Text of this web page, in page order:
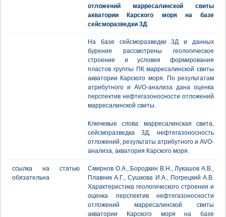
отложений марресалинской свиты
акватории Карского моря на базе
сейсморазведки 3Д
На базе сейсморазведки 3Д и данных
бурения рассмотрены геологическое
строение и условия формирования
пластов группы ПК марресалинской свиты
акватории Карского моря. По результатам
атрибутного и AVO-анализа дана оценка
перспектив нефтегазоносности отложений
марресалинской свиты.
Ключевые слова: марресалинская свита,
сейсморазведка 3Д, нефтегазоносность
отложений, результаты атрибутного и AVO-
анализа, акватория Карского моря.
ссылка на статью
обязательна
Смирнов О.А., Бородкин В.Н., Лукашов А.В.,
Плавник А.Г., Сушкова И.А., Погрецкий А.В.
Характеристика геологического строения и
оценка перспектив нефтегазоносности
отложений марресалинской свиты
акватории Карского моря на базе